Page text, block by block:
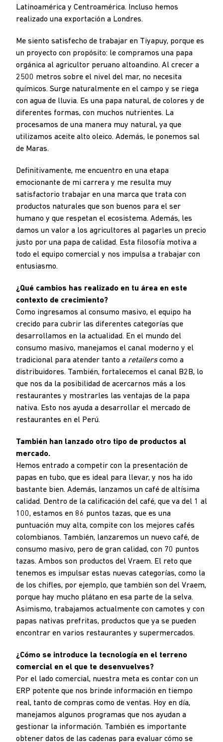
Latinoamérica y Centroamérica. Incluso hemos
realizado una exportación a Londres.
Me siento satisfecho de trabajar en Tiyapuy, porque es
un proyecto con propósito: le compramos una papa
orgánica al agricultor peruano altoandino. Al crecer a
2500 metros sobre el nivel del mar, no necesita
químicos. Surge naturalmente en el campo y se riega
con agua de lluvia. Es una papa natural, de colores y de
diferentes formas, con muchos nutrientes. La
procesamos de una manera muy natural, ya que
utilizamos aceite alto oleico. Además, le ponemos sal
de Maras.
Definitivamente, me encuentro en una etapa
emocionante de mi carrera y me resulta muy
satisfactorio trabajar en una marca que trata con
productos naturales que son buenos para el ser
humano y que respetan el ecosistema. Además, les
damos un valor a los agricultores al pagarles un precio
justo por una papa de calidad. Esta filosofía motiva a
todo el equipo comercial y nos impulsa a trabajar con
entusiasmo.
¿Qué cambios has realizado en tu área en este
contexto de crecimiento?
Como ingresamos al consumo masivo, el equipo ha
crecido para cubrir las diferentes categorías que
desarrollamos en la actualidad. En el mundo del
consumo masivo, manejamos el canal moderno y el
tradicional para atender tanto a retailerscomo a
distribuidores. También, fortalecemos el canal B2B, lo
que nos da la posibilidad de acercarnos más a los
restaurantes y mostrarles las ventajas de la papa
nativa. Esto nos ayuda a desarrollar el mercado de
restaurantes en el Perú.
También han lanzado otro tipo de productos al
mercado.
Hemos entrado a competir con la presentación de
papas en tubo, que es ideal para llevar, y nos ha ido
bastante bien. Además, lanzamos un café de altísima
calidad. Dentro de la calificación del café, que va del 1 al
100, estamos en 86 puntos tazas, que es una
puntuación muy alta, compite con los mejores cafés
colombianos. También, lanzaremos un nuevo café, de
consumo masivo, pero de gran calidad, con 70 puntos
tazas. Ambos son productos del Vraem. El reto que
tenemos es impulsar estas nuevas categorías, como la
de los chifles, por ejemplo, que también son del Vraem,
porque hay mucho plátano en esa parte de la selva.
Asimismo, trabajamos actualmente con camotes y con
papas nativas prefritas, productos que ya se pueden
encontrar en varios restaurantes y supermercados.
¿Cómo se introduce la tecnología en el terreno
comercial en el que te desenvuelves?
Por el lado comercial, nuestra meta es contar con un
ERP potente que nos brinde información en tiempo
real, tanto de compras como de ventas. Hoy en día,
manejamos algunos programas que nos ayudan a
gestionar la información. También es importante
obtener datos de las cadenas para evaluar cómo se